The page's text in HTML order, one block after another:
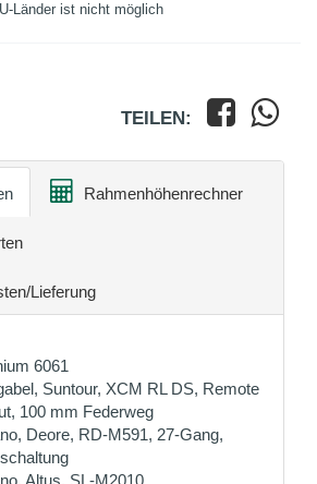
Länder ist nicht möglich
TEILEN:
Rahmenhöhenrechner
Lieferung
6061
Suntour, XCM RL DS, Remote
100 mm Federweg
Deore, RD-M591, 27-Gang,
Altus, SL-M2010